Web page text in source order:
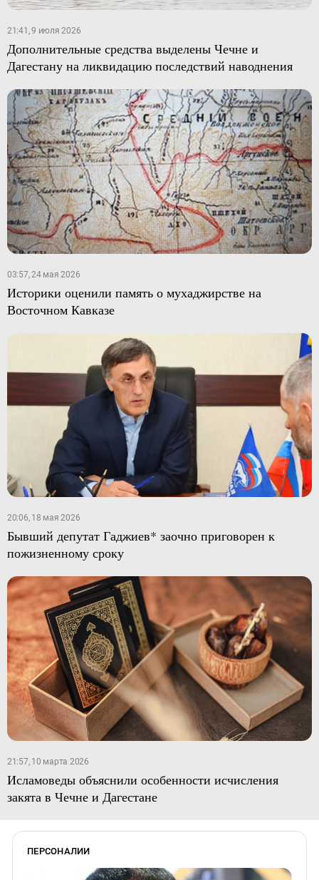
21:41, 9 июля 2026
Дополнительные средства выделены Чечне и
Дагестану на ликвидацию последствий наводнения
03:57, 24 мая 2026
Историки оценили память о мухаджирстве на
Восточном Кавказе
20:06, 18 мая 2026
Бывший депутат Гаджиев* заочно приговорен к
пожизненному сроку
21:57, 10 марта 2026
Исламоведы объяснили особенности исчисления
закята в Чечне и Дагестане
ПЕРСОНАЛИИ